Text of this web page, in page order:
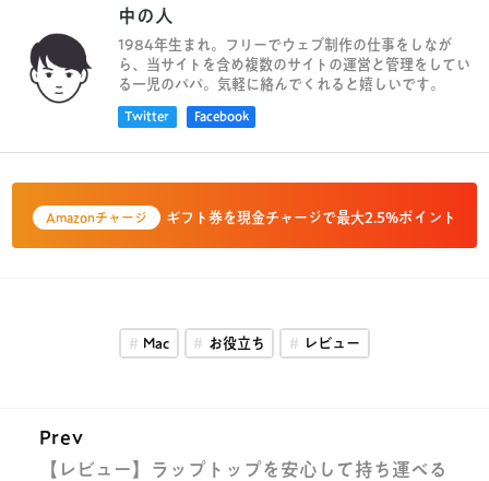
中の人
1984年生まれ。フリーでウェブ制作の仕事をしなが
ら、当サイトを含め複数のサイトの運営と管理をしてい
る一児のパパ。気軽に絡んでくれると嬉しいです。
Twitter Facebook
Amazonチャージ ギフト券を現金チャージで最大2.5%ポイント
Mac お役立ち レビュー
Prev
【レビュー】ラップトップを安心して持ち運べる